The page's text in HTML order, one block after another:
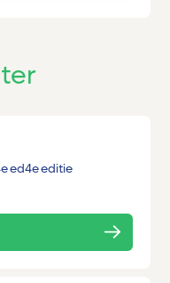
ed4e editie